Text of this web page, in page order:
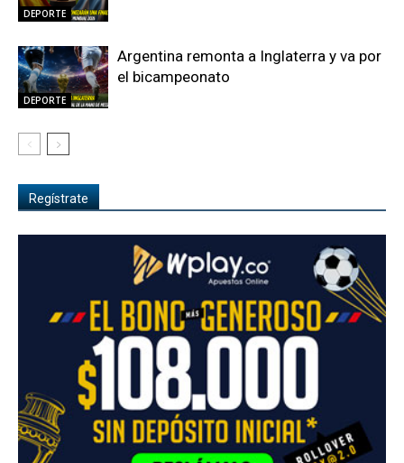
DEPORTE
DEPORTE
Argentina remonta a Inglaterra y va por
el bicampeonato
Regístrate